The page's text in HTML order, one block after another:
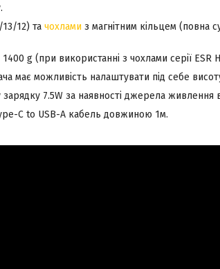
12) та чохлами з магнітним кільцем (повна
g (при використанні з чохлами серії ESR
має можливість налаштувати під себе
7.5W за наявності джерела живлення
C to USB-A кабель довжиною 1м.